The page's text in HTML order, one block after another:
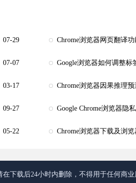
07-29 Chrome浏览器网页翻译
07-07 Google浏览器如何调整标
03-17 Chrome浏览器因果推理
09-27 Google Chrome浏览器隐
05-22 Chrome浏览器下载及浏
下载后24小时内删除，不得用于任何商业